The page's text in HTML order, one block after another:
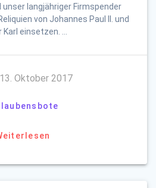
unser langjähriger Firmspender
von Johannes Paul II. und
Karl einsetzen. …
13. Oktober 2017